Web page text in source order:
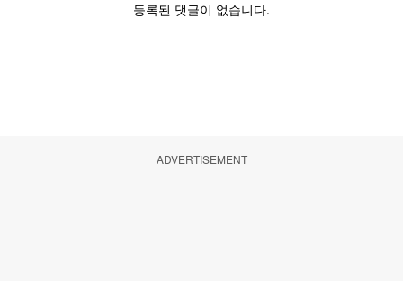
ADVERTISEMENT